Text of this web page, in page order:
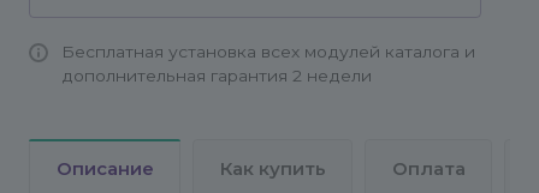
Бесплатная установка всех модулей каталога и
дополнительная гарантия 2 недели
Описание Как купить Оплата